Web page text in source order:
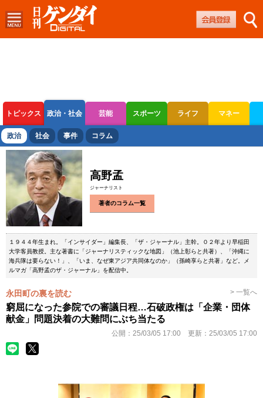
トピックス 政治・社会 芸能 スポーツ ライフ マネー
ボートレース 競輪 オートレース
政治 社会 事件 コラム
高野孟
ジャーナリスト
著者のコラム一覧
１９４４年生まれ。「インサイダー」編集長、「ザ・ジャーナル」主幹。０２年より早稲田
大学客員教授。主な著書に「ジャーナリスティックな地図」（池上彰らと共著）、「沖縄に
海兵隊は要らない！」、「いま、なぜ東アジア共同体なのか」（孫崎享らと共著」など。メ
ルマガ「高野孟のザ・ジャーナル」を配信中。
永田町の裏を読む > 一覧へ
窮屈になった参院での審議日程…石破政権は「企業・団体
献金」問題決着の大難問にぶち当たる
公開： 25/03/05 17:00 更新： 25/03/05 17:00